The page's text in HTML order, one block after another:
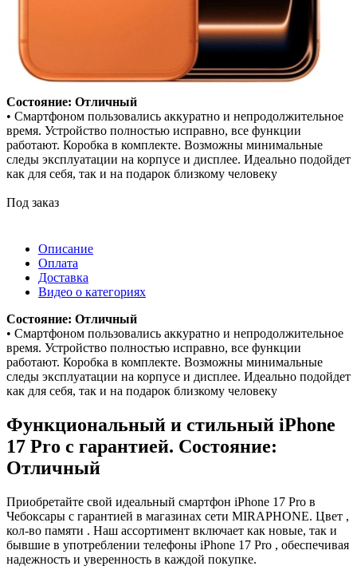
Состояние: Отличный
• Смартфоном пользовались аккуратно и непродолжительное
время. Устройство полностью исправно, все функции
работают. Коробка в комплекте. Возможны минимальные
следы эксплуатации на корпусе и дисплее. Идеально подойдет
как для себя, так и на подарок близкому человеку
Под заказ
Описание
Оплата
Доставка
Видео о категориях
Состояние: Отличный
• Смартфоном пользовались аккуратно и непродолжительное
время. Устройство полностью исправно, все функции
работают. Коробка в комплекте. Возможны минимальные
следы эксплуатации на корпусе и дисплее. Идеально подойдет
как для себя, так и на подарок близкому человеку
Функциональный и стильный iPhone
17 Pro с гарантией. Состояние:
Отличный
Приобретайте свой идеальный смартфон iPhone 17 Pro в
Чебоксары с гарантией в магазинах сети MIRAPHONE. Цвет ,
кол-во памяти . Наш ассортимент включает как новые, так и
бывшие в употреблении телефоны iPhone 17 Pro , обеспечивая
надежность и уверенность в каждой покупке.